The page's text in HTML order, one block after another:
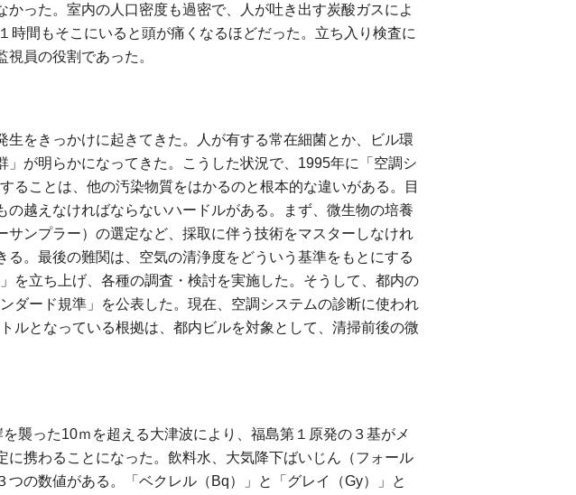
った。室内の人口密度も過密で、人が吐き出す炭酸ガスによ
間もそこにいると頭が痛くなるほどだった。立ち入り検査に
員の役割であった。
をきっかけに起きてきた。人が有する常在細菌とか、ビル環
が明らかになってきた。こうした状況で、1995年に「空調シ
ることは、他の汚染物質をはかるのと根本的な違いがある。目
越えなければならないハードルがある。まず、微生物の培養
サンプラー）の選定など、採取に伴う技術をマスターしなけれ
。最後の難関は、空気の清浄度をどういう基準をもとにする
を立ち上げ、各種の調査・検討を実施した。そうして、都内の
ダード規準」を公表した。現在、空調システムの診断に使われ
ルとなっている根拠は、都内ビルを対象として、清掃前後の微
襲った10ｍを超える大津波により、福島第１原発の３基がメ
携わることになった。飲料水、大気降下ばいじん（フォール
の数値がある。「ベクレル（Bq）」と「グレイ（Gy）」と